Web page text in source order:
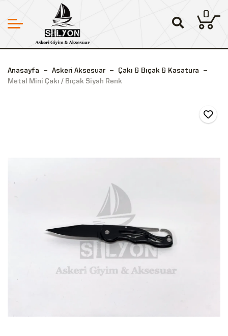
0
Anasayfa Askeri Aksesuar
Çakı & Bıçak & Kasatura
Metal Mini Çakı / Bıçak Siyah Renk